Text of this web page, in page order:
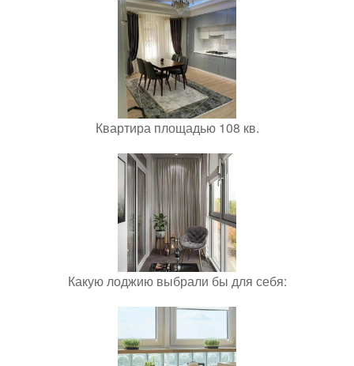
Квартира площадью 108 кв.
Какую лоджию выбрали бы для себя: